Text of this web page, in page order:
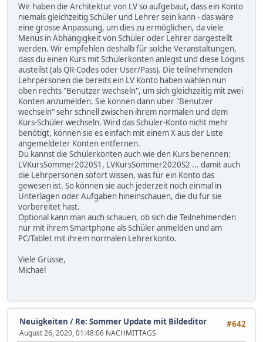
Wir haben die Architektur von LV so aufgebaut, dass ein Konto
niemals gleichzeitig Schüler und Lehrer sein kann - das wäre
eine grosse Anpassung, um dies zu ermöglichen, da viele
Menüs in Abhängigkeit von Schüler oder Lehrer dargestellt
werden. Wir empfehlen deshalb für solche Veranstaltungen,
dass du einen Kurs mit Schülerkonten anlegst und diese Logins
austeilst (als QR-Codes oder User/Pass). Die teilnehmenden
Lehrpersonen die bereits ein LV Konto haben wählen nun
oben rechts "Benutzer wechseln", um sich gleichzeitig mit zwei
Konten anzumelden. Sie können dann über "Benutzer
wechseln" sehr schnell zwischen ihrem normalen und dem
Kurs-Schüler wechseln. Wird das Schüler-Konto nicht mehr
benötigt, können sie es einfach mit einem X aus der Liste
angemeldeter Konten entfernen.
Du kannst die Schülerkonten auch wie den Kurs benennen:
LVKursSommer2020S1, LVKursSommer2020S2 ... damit auch
die Lehrpersonen sofort wissen, was für ein Konto das
gewesen ist. So können sie auch jederzeit noch einmal in
Unterlagen oder Aufgaben hineinschauen, die du für sie
vorbereitet hast.
Optional kann man auch schauen, ob sich die Teilnehmenden
nur mit ihrem Smartphone als Schüler anmelden und am
PC/Tablet mit ihrem normalen Lehrerkonto.
Viele Grüsse,
Michael
#642
Neuigkeiten / Re: Sommer Update mit Bildeditor
August 26, 2020, 01:48:06 NACHMITTAGS